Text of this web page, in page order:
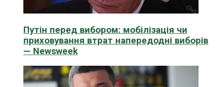
Путін перед вибором: мобілізація чи
приховування втрат напередодні виборів
— Newsweek